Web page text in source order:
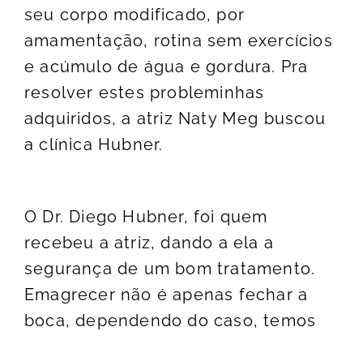
seu corpo modificado, por
amamentação, rotina sem exercícios
e acúmulo de água e gordura. Pra
resolver estes probleminhas
adquiridos, a atriz Naty Meg buscou
a clínica Hubner.
O Dr. Diego Hubner, foi quem
recebeu a atriz, dando a ela a
segurança de um bom tratamento.
Emagrecer não é apenas fechar a
boca, dependendo do caso, temos